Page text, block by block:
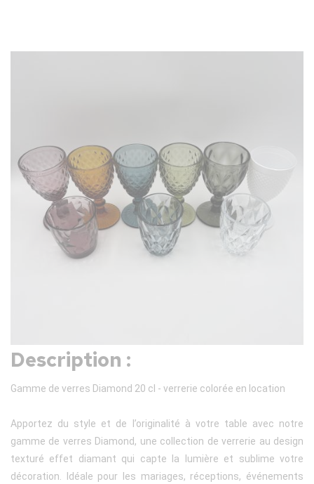
Description :
Gamme de verres Diamond 20 cl - verrerie colorée en location
Apportez du style et de l’originalité à votre table avec notre
gamme de verres Diamond, une collection de verrerie au design
texturé effet diamant qui capte la lumière et sublime votre
décoration. Idéale pour les mariages, réceptions, événements